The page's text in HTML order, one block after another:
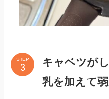
STEP
キャベツが
乳を加えて